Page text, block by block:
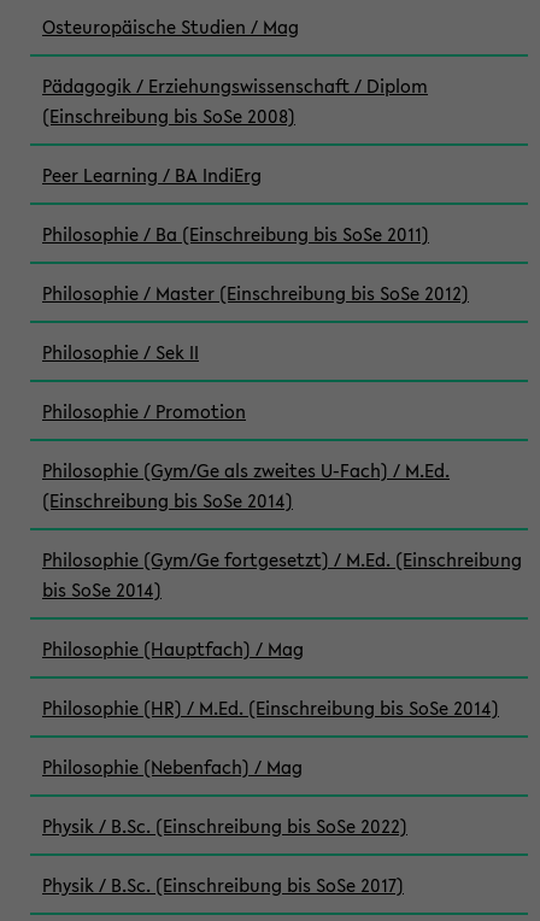
Osteuropäische Studien / Mag
Pädagogik / Erziehungswissenschaft / Diplom
(Einschreibung bis SoSe 2008)
Peer Learning / BA IndiErg
Philosophie / Ba (Einschreibung bis SoSe 2011)
Philosophie / Master (Einschreibung bis SoSe 2012)
Philosophie / Sek II
Philosophie / Promotion
Philosophie (Gym/Ge als zweites U-Fach) / M.Ed.
(Einschreibung bis SoSe 2014)
Philosophie (Gym/Ge fortgesetzt) / M.Ed. (Einschreibung
bis SoSe 2014)
Philosophie (Hauptfach) / Mag
Philosophie (HR) / M.Ed. (Einschreibung bis SoSe 2014)
Philosophie (Nebenfach) / Mag
Physik / B.Sc. (Einschreibung bis SoSe 2022)
Physik / B.Sc. (Einschreibung bis SoSe 2017)